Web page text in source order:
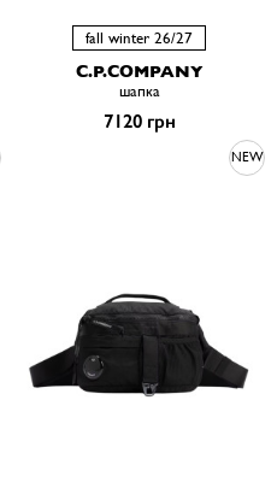
fall winter 26/27
C.P.COMPANY
шапка
7120 грн
NEW